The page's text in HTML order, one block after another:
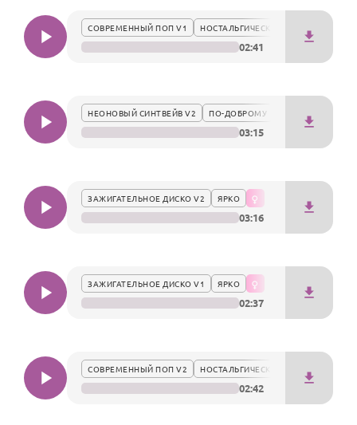
СОВРЕМЕННЫЙ ПОП V1 НОСТАЛЬГИЧЕСКИ
02:41
НЕОНОВЫЙ СИНТВЕЙВ V2 ПО-ДОБРОМУ
03:15
ЗАЖИГАТЕЛЬНОЕ ДИСКО V2 ЯРКО
03:16
ЗАЖИГАТЕЛЬНОЕ ДИСКО V1 ЯРКО
02:37
СОВРЕМЕННЫЙ ПОП V2 НОСТАЛЬГИЧЕСКИ
02:42